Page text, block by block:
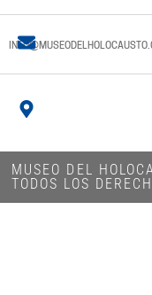
MUSEO DEL
TODOS LOS